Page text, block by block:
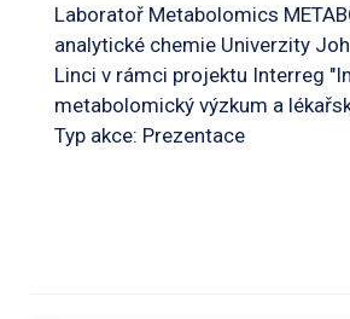
Laboratoř Metabolomics
analytické chemie Univerzity
Linci v rámci projektu Interreg
metabolomický výzkum a
Typ akce: Prezentace